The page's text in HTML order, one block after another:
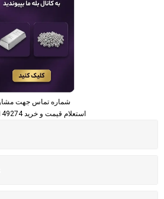
استعلام قیمت و خرید 09120149274